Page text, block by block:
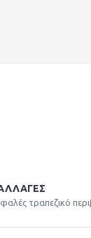
τραπεζικό